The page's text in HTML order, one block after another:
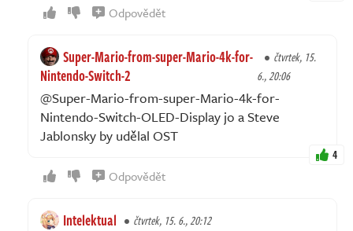
Odpovědět
Super-Mario-from-super-Mario-4k-for-
Nintendo-Switch-2
čtvrtek, 15.
6., 20:06
@Super-Mario-from-super-Mario-4k-for-
Nintendo-Switch-OLED-Display jo a Steve
Jablonsky by udělal OST
4
Odpovědět
Intelektual čtvrtek, 15. 6., 20:12